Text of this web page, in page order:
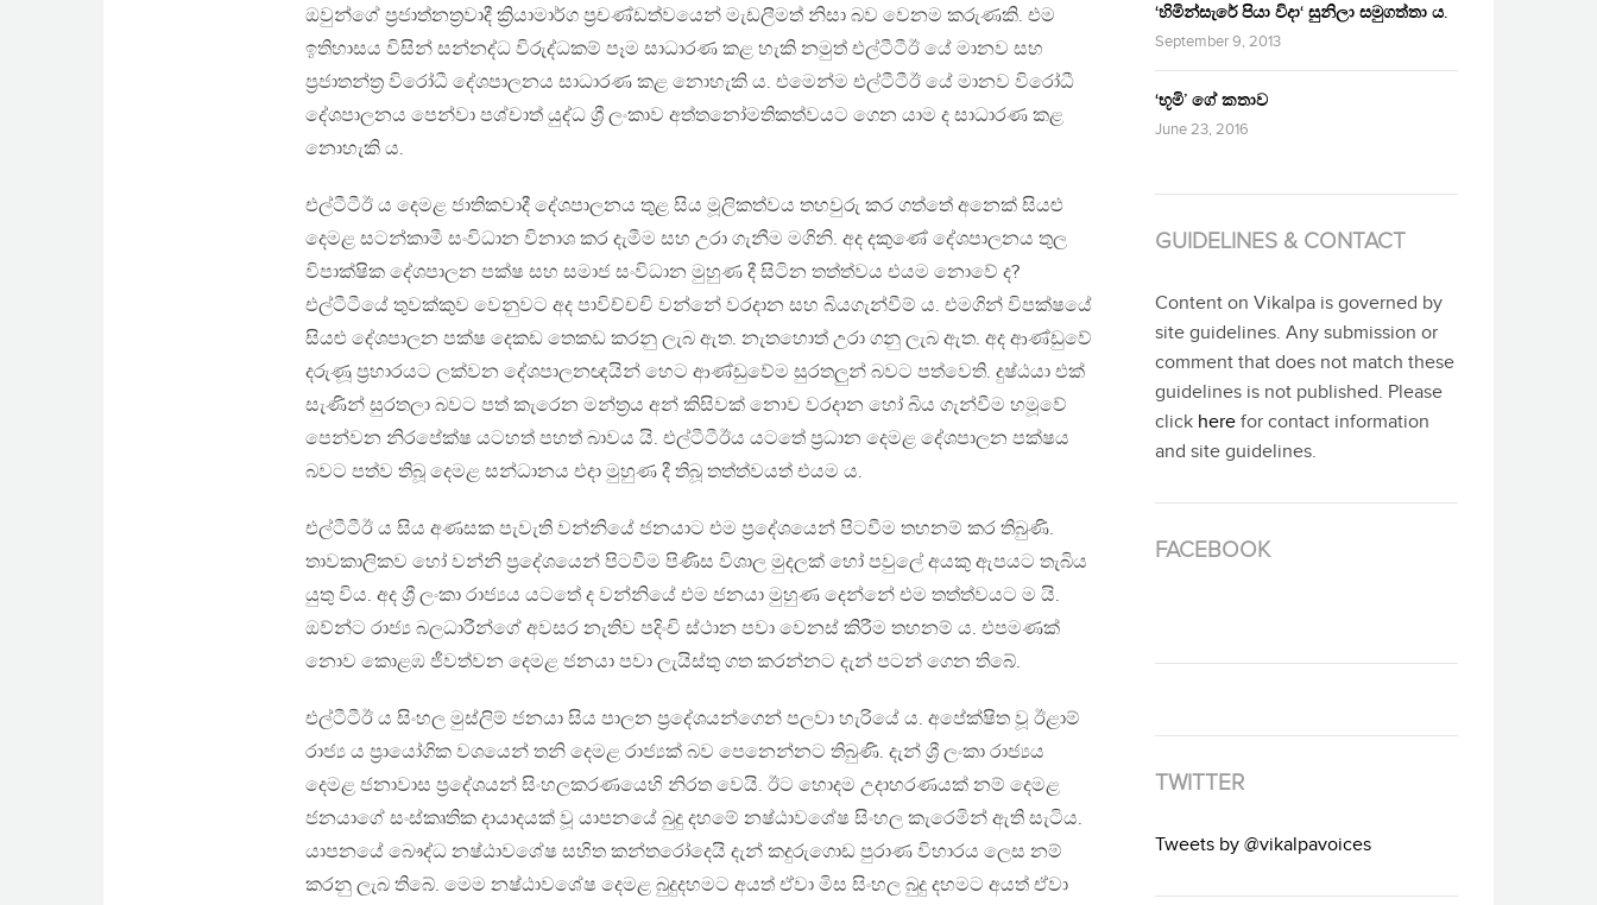
ඔවුන්ගේ ප්‍රජාත්නත්‍රවාදී ක්‍රියාමාර්ග ප්‍රචණ්ඩත්වයෙන් මැඩලීමත් නිසා බව වෙනම කරුණකි. එම
ඉතිහාසය විසින් සන්නද්ධ විරුද්ධකම් පෑම සාධාරණ කළ හැකි නමුත් එල්ටීටීඊ යේ මානව සහ
ප්‍රජාතන්ත්‍ර විරෝධී දේශපාලනය සාධාරණ කළ නොහැකි ය. එමෙන්ම එල්ටීටීඊ යේ මානව විරෝධී
දේශපාලනය පෙන්වා පශ්චාත් යුද්ධ ශ්‍රී ලංකාව අත්තනෝමතිකත්වයට ගෙන යාම ද සාධාරණ කළ
නොහැකි ය.
එල්ටීටීඊ ය දෙමළ ජාතිකවාදී දේශපාලනය තුළ සිය මූලිකත්වය තහවුරු කර ගත්තේ අනෙක් සියළු
දෙමළ සටන්කාමී සංවිධාන විනාශ කර දැමීම සහ උරා ගැනීම මගිනි. අද දකුණේ දේශපාලනය තුල
විපාක්ෂික දේශපාලන පක්ෂ සහ සමාජ සංවිධාන මුහුණ දී සිටින තත්ත්වය එයම නොවේ ද?
එල්ටීටීයේ තුවක්කුව වෙනුවට අද පාවිච්චචි වන්නේ වරදාන සහ බියගැන්වීම් ය. එමගින් විපක්ෂයේ
සියළු දේශපාලන පක්ෂ දෙකඩ තෙකඩ කරනු ලැබ ඇත. නැතහොත් උරා ගනු ලැබ ඇත. අද ආණ්ඩුවේ
දරුණූ ප්‍රහාරයට ලක්වන දේශපාලනඥයින් හෙට ආණ්ඩුවේම සුරතලුන් බවට පත්වෙති. දුෂ්ඨයා එක්
සැණින් සුරතලා බවට පත් කැරෙන මන්ත්‍රය අන් කිසිවක් නොව වරදාන හෝ බිය ගැන්වීම හමූවේ
පෙන්වන නිරපේක්ෂ යටහත් පහත් බාවය යි. එල්ටීටීඊය යටතේ ප්‍රධාන දෙමළ දේශපාලන පක්ෂය
බවට පත්ව තිබූ දෙමළ සන්ධානය එදා මුහුණ දී තිබූ තත්ත්වයත් එයම ය.
එල්ටීටීඊ ය සිය අණසක පැවැති වන්නියේ ජනයාට එම ප්‍රදේශයෙන් පිටවීම තහනම් කර තිබුණි.
තාවකාලිකව හෝ වන්නි ප්‍රදේශයෙන් පිටවීම පිණිස විශාල මුදලක් හෝ පවුලේ අයකු ඇපයට තැබිය
යුතු විය. අද ශ්‍රී ලංකා රාජ්‍යය යටතේ ද වන්නියේ එම ජනයා මුහුණ දෙන්නේ එම තත්ත්වයට ම යි.
ඔව්න්ට රාජ්‍ය බලධාරීන්ගේ අවසර නැතිව පදිංචි ස්ථාන පවා වෙනස් කිරීම තහනම් ය. එපමණක්
නොව කොළඹ ජීවත්වන දෙමළ ජනයා පවා ලැයිස්තු ගත කරන්නට දැන් පටන් ගෙන තිබේ.
එල්ටීටීඊ ය සිංහල මුස්ලිම් ජනයා සිය පාලන ප්‍රදේශයන්ගෙන් පලවා හැරියේ ය. අපේක්ෂිත වූ ඊළාම්
රාජ්‍ය ය ප්‍රායෝගික වශයෙන් තනි දෙමළ රාජ්‍යක් බව පෙනෙන්නට තිබුණි. දැන් ශ්‍රී ලංකා රාජ්‍යය
දෙමළ ජනාවාස ප්‍රදේශයන් සිංහලකරණයෙහි නිරත වෙයි. ඊට හොදම උදාහරණයක් නම් දෙමළ
ජනයාගේ සංස්කෘතික දායාදයක් වූ යාපනයේ බුදු දහමේ නෂ්ඨාවශේෂ සිංහල කැරෙමින් ඇති සැටිය.
යාපනයේ බෞද්ධ නෂ්ඨාවශේෂ සහිත කන්තරෝදෙයි දැන් කදුරුගොඩ පුරාණ විහාරය ලෙස නම්
කරනු ලැබ තිබේ. මෙම නෂ්ඨාවශේෂ දෙමළ බුදුදහමට අයත් ඒවා මිස සිංහල බුදු දහමට අයත් ඒවා
‘හිමින්සැරේ පියා විදා‘ සුනිලා සමුගත්තා ය.
September 9, 2013
‘භූමි’ ගේ කතාව
June 23, 2016
GUIDELINES & CONTACT
Content on Vikalpa is governed by
site guidelines. Any submission or
comment that does not match these
guidelines is not published. Please
click here for contact information
and site guidelines.
FACEBOOK
TWITTER
Tweets by @vikalpavoices